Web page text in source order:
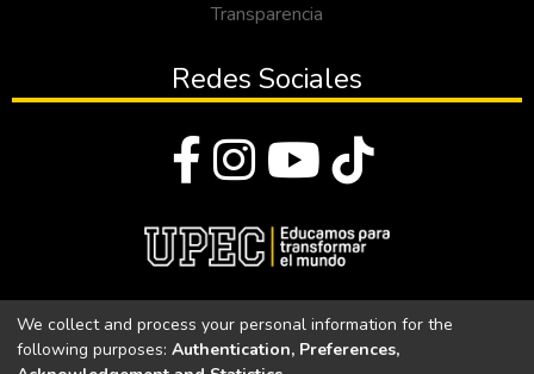
Transparencia
Redes Sociales
Universidad Politécnica Estatal del Carchi
We collect and process your personal information for the
following purposes: Authentication, Preferences,